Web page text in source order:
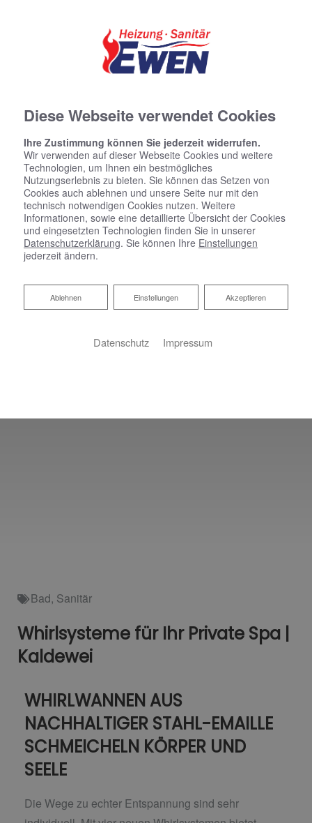
Bad, Sanitär
Whirlsysteme für Ihr Private Spa |
Kaldewei
WHIRLWANNEN AUS
NACHHALTIGER STAHL-EMAILLE
SCHMEICHELN KÖRPER UND
SEELE
Die Wege zu echter Entspannung sind sehr
Diese Webseite verwendet Cookies
Ihre Zustimmung können Sie jederzeit widerrufen.
Wir verwenden auf dieser Webseite Cookies und weitere
Technologien, um Ihnen ein bestmögliches
Nutzungserlebnis zu bieten. Sie können das Setzen von
Cookies auch ablehnen und unsere Seite nur mit den
technisch notwendigen Cookies nutzen. Weitere
Informationen, sowie eine detaillierte Übersicht der Cookies
und eingesetzten Technologien finden Sie in unserer
Datenschutzerklärung. Sie können Ihre Einstellungen
jederzeit ändern.
Akzeptieren
Einstellungen
Ablehnen
Ablehnen
Datenschutz Impressum